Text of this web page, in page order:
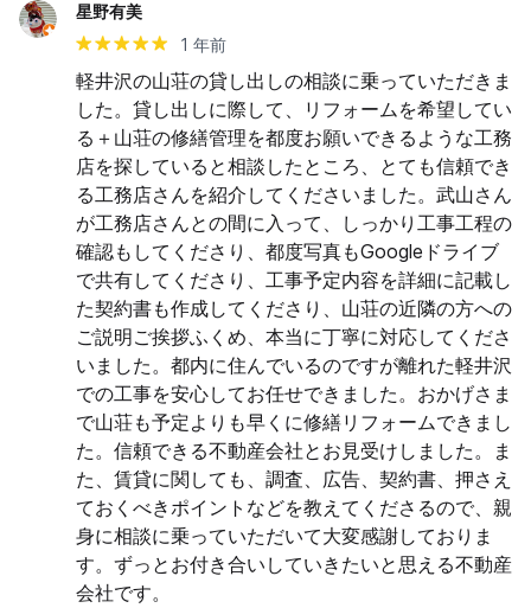
星野有美
1 年前
軽井沢の山荘の貸し出しの相談に乗っていただきま
した。貸し出しに際して、リフォームを希望してい
る＋山荘の修繕管理を都度お願いできるような工務
店を探していると相談したところ、とても信頼でき
る工務店さんを紹介してくださいました。武山さん
が工務店さんとの間に入って、しっかり工事工程の
確認もしてくださり、都度写真もGoogleドライブ
で共有してくださり、工事予定内容を詳細に記載し
た契約書も作成してくださり、山荘の近隣の方への
ご説明ご挨拶ふくめ、本当に丁寧に対応してくださ
いました。都内に住んでいるのですが離れた軽井沢
での工事を安心してお任せできました。おかげさま
で山荘も予定よりも早くに修繕リフォームできまし
た。信頼できる不動産会社とお見受けしました。ま
た、賃貸に関しても、調査、広告、契約書、押さえ
ておくべきポイントなどを教えてくださるので、親
身に相談に乗っていただいて大変感謝しておりま
す。ずっとお付き合いしていきたいと思える不動産
会社です。